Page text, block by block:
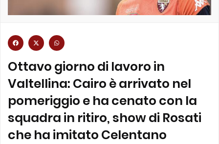
Ottavo giorno di lavoro in
Valtellina: Cairo è arrivato nel
pomeriggio e ha cenato con la
squadra in ritiro, show di Rosati
che ha imitato Celentano